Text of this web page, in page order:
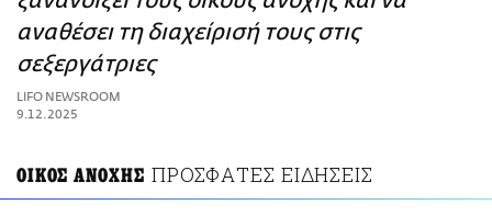
ΑΜΠΑ
PRINT
αναθέσει τη διαχείρισή τους στις
σεξεργάτριες
LIFO NEWSROOM
9.12.2025
ΟΙΚΟΣ ΑΝΟΧΗΣ ΠΡΟΣΦΑΤΕΣ ΕΙΔΗΣΕΙΣ